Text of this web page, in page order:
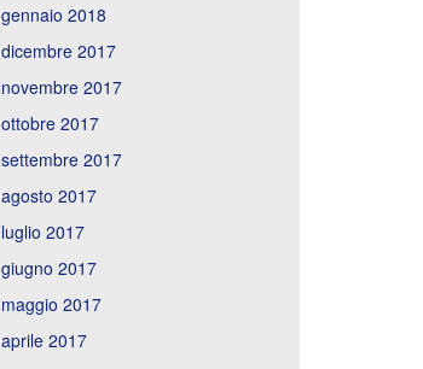
gennaio 2018
dicembre 2017
novembre 2017
ottobre 2017
settembre 2017
agosto 2017
luglio 2017
giugno 2017
maggio 2017
aprile 2017